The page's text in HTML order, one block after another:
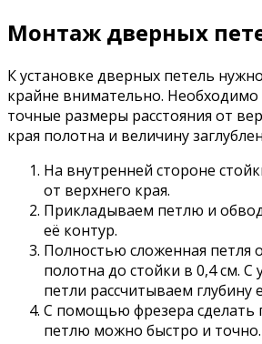
Монтаж дверных
К установке дверных петель
крайне внимательно.
точные размеры расстояния от
края полотна и величину
На внутренней стороне
от верхнего края.
Прикладываем петлю и
её контур.
Полностью сложенная петля
полотна до стойки в 0,4 см.
петли рассчитываем глубину
С помощью фрезера сделать
петлю можно быстро и точно.